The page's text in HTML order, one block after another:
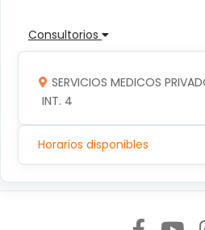
Consultorios
SERVICIOS MEDICOS
INT. 4
Horarios disponibles